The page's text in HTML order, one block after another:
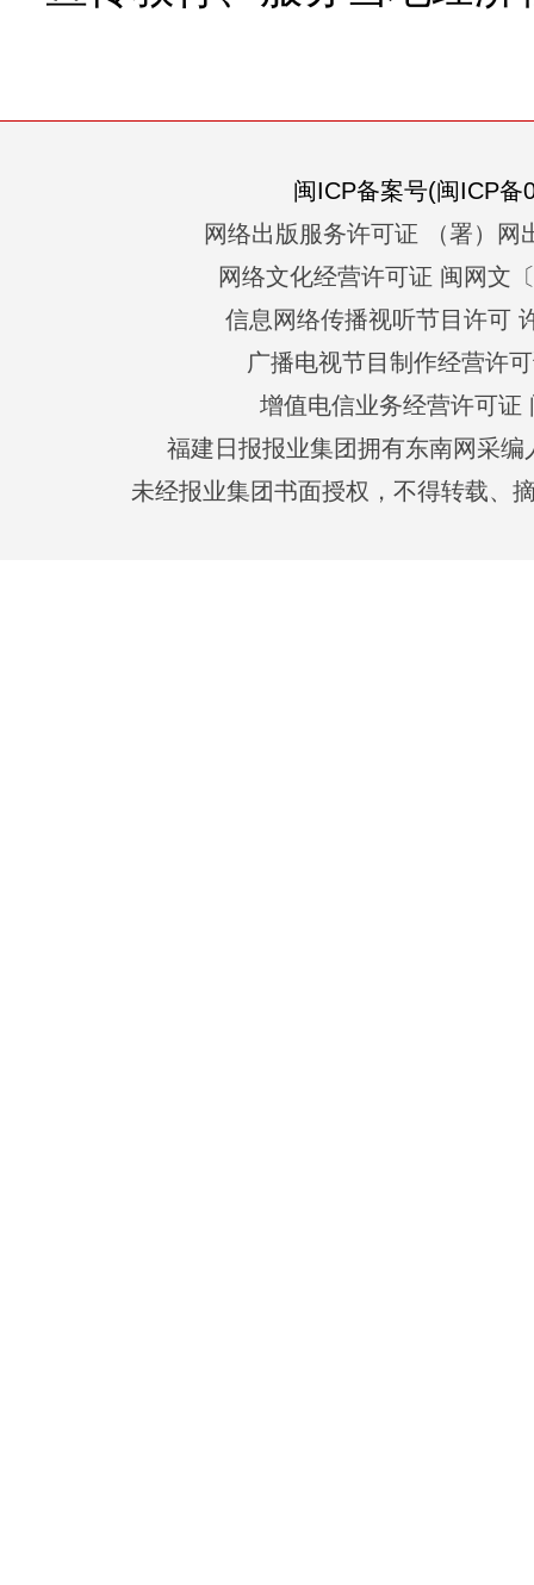
闽ICP备案号(闽ICP备
网络出版服务许可证 （署）网
网络文化经营许可证 闽网文
信息网络传播视听节目许可
广播电视节目制作经营许
增值电信业务经营许可证
福建日报报业集团拥有东南网采
未经报业集团书面授权，不得转载、